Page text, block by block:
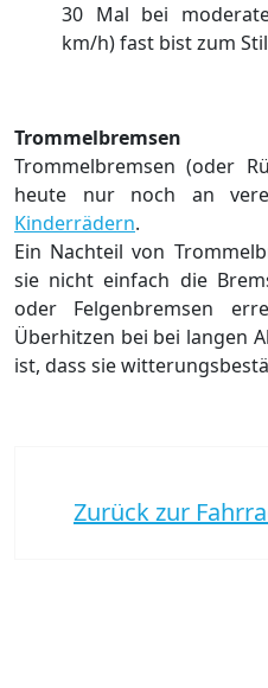
30 Mal bei
km/h) fast bist zum
Trommelbremsen
Trommelbremsen (oder
heute nur noch an
Kinderrädern.
Ein Nachteil von
sie nicht einfach die
oder Felgenbremsen
Überhitzen bei bei langen
ist, dass sie
Zurück zur